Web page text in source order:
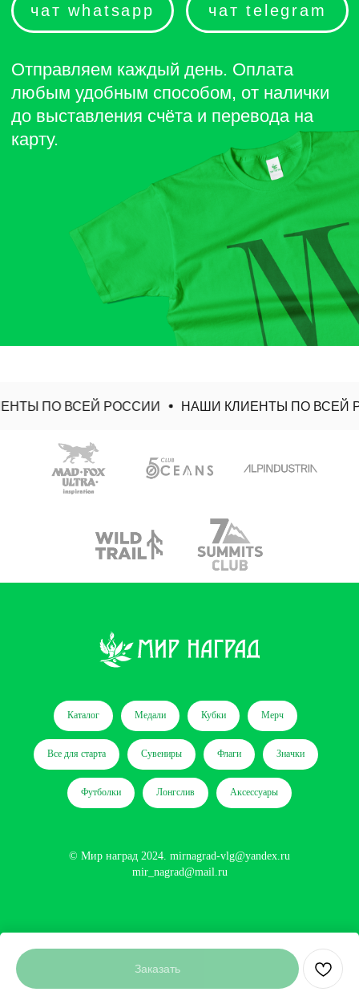
Заказать
ПО ВСЕЙ РОССИИ НАШИ КЛИЕНТЫ ПО ВСЕЙ
Каталог Медали Кубки Мерч
Все для старта Сувениры Флаги Значки
Футболки Лонгслив Аксессуары
© Мир наград 2024. mirnagrad-vlg@yandex.ru
mir_nagrad@mail.ru